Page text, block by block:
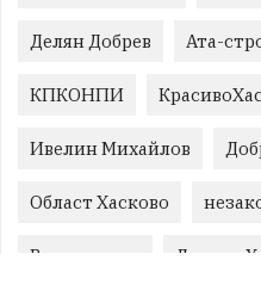
Делян Добрев Ата-
КПКОНПИ
Ивелин Михайлов
Област Хасково
Възраждане Даниел